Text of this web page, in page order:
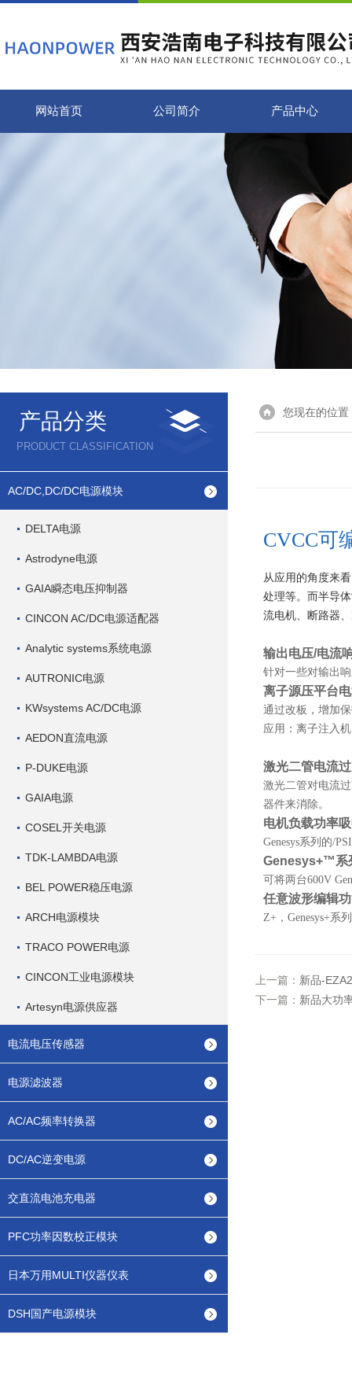
网站首页 公司简介 产品中心
产品分类
PRODUCT CLASSIFICATION
AC/DC,DC/DC电源模块
DELTA电源
Astrodyne电源
GAIA瞬态电压抑制器
CINCON AC/DC电源适配器
Analytic systems系统电源
AUTRONIC电源
KWsystems AC/DC电源
AEDON直流电源
P-DUKE电源
GAIA电源
COSEL开关电源
TDK-LAMBDA电源
BEL POWER稳压电源
ARCH电源模块
TRACO POWER电源
CINCON工业电源模块
Artesyn电源供应器
电流电压传感器
电源滤波器
AC/AC频率转换器
DC/AC逆变电源
交直流电池充电器
PFC功率因数校正模块
日本万用MULTI仪器仪表
DSH国产电源模块
您现在的位置
CVCC可
从应用的角度来
处理等。而半导
流电机、断路器
输出电压/电流
针对一些对输出
离子源压平台
通过改板，增加
应用：离子注入
激光二管电流
激光二管对电流
器件来消除。
电机负载功率
Genesys系列的/
Genesys+™系
可将两台600V
任意波形编辑
Z+，Genesys+系
上一篇： 新品-
下一篇： 新品大功